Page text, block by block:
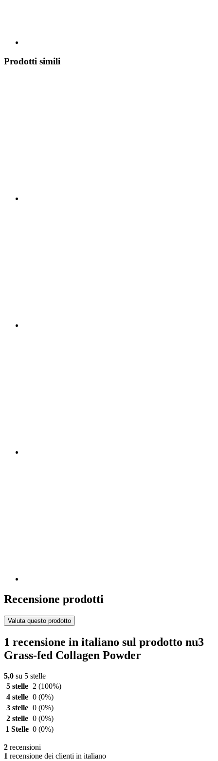
Prodotti simili
Recensione prodotti
Valuta questo prodotto
1 recensione in italiano sul prodotto nu3
Grass-fed Collagen Powder
5,0 su 5 stelle
5 stelle
2 (100%)
4 stelle 0 (0%)
3 stelle 0 (0%)
2 stelle 0 (0%)
1 Stelle 0 (0%)
2 recensioni
1 recensione dei clienti in italiano